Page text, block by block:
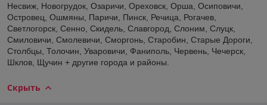
Несвиж, Новогрудок, Озаричи, Ореховск, Орша, Осиповичи,
Островец, Ошмяны, Паричи, Пинск, Речица, Рогачев,
Светлогорск, Сенно, Скидель, Славгород, Слоним, Слуцк,
Смиловичи, Смолевичи, Сморгонь, Старобин, Старые Дороги,
Столбцы, Толочин, Уваровичи, Фаниполь, Червень, Чечерск,
Шклов, Щучин + другие города и районы.
Скрыть